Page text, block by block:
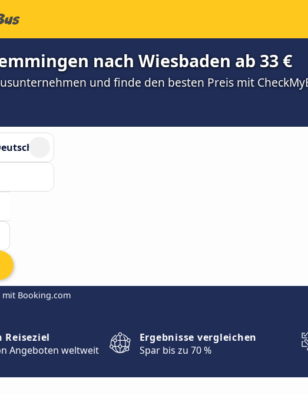
nach Wiesbaden ab 33 €
und finde den besten Preis mit
Booking.com
Reiseziel
Angeboten weltweit
Ergebnisse vergleichen
Spar bis zu 70 %